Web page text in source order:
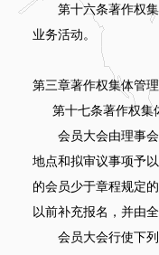
第十六条著作权集
业务活动。
第三章著作权集体管
第十七条著作权集
会员大会由理事会
地点和拟审议事项予
的会员少于章程规定
以前补充报名，并由
会员大会行使下列